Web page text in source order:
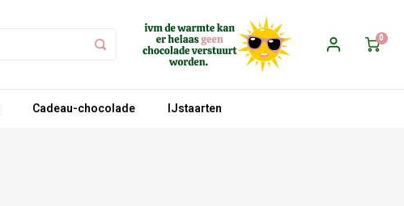
0
Cadeau-chocolade IJstaarten